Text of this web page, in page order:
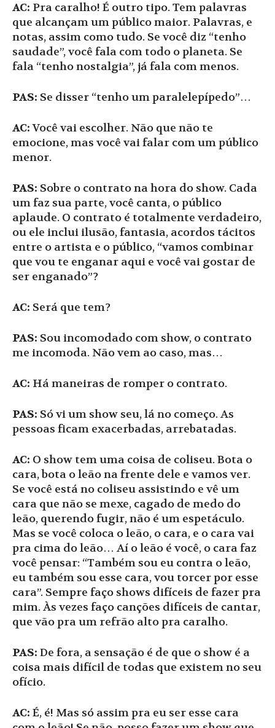
AC: Pra caralho! É outro tipo. Tem palavras
que alcançam um público maior. Palavras, e
notas, assim como tudo. Se você diz “tenho
saudade”, você fala com todo o planeta. Se
fala “tenho nostalgia”, já fala com menos.
PAS: Se disser “tenho um paralelepípedo”…
AC:Você vai escolher. Não que não te
emocione, mas você vai falar com um público
menor.
PAS: Sobre o contrato na hora do show. Cada
um faz sua parte, você canta, o público
aplaude. O contrato é totalmente verdadeiro,
ou ele inclui ilusão, fantasia, acordos tácitos
entre o artista e o público, “vamos combinar
que vou te enganar aqui e você vai gostar de
ser enganado”?
AC: Será que tem?
PAS: Sou incomodado com show, o contrato
me incomoda. Não vem ao caso, mas…
AC: Há maneiras de romper o contrato.
PAS: Só vi um show seu, lá no começo. As
pessoas ficam exacerbadas, arrebatadas.
AC: O show tem uma coisa de coliseu. Bota o
cara, bota o leão na frente dele e vamos ver.
Se você está no coliseu assistindo e vê um
cara que não se mexe, cagado de medo do
leão, querendo fugir, não é um espetáculo.
Mas se você coloca o leão, o cara, e o cara vai
pra cima do leão… Aí o leão é você, o cara faz
você pensar: “Também sou eu contra o leão,
eu também sou esse cara, vou torcer por esse
cara”. Sempre faço shows difíceis de fazer pra
mim. Às vezes faço canções difíceis de cantar,
que vão pra um refrão alto pra caralho.
PAS: De fora, a sensação é de que o show é a
coisa mais difícil de todas que existem no seu
ofício.
AC: É, é! Mas só assim pra eu ser esse cara